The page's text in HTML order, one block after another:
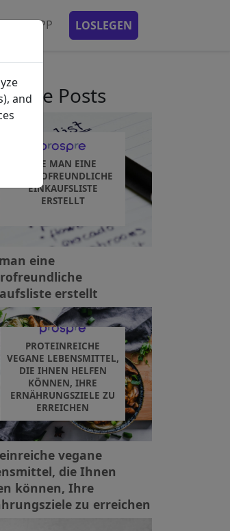
APP LOSLEGEN
Posts
WIE MAN EINE
MAKROFREUNDLICHE
EINKAUFSLISTE
ERSTELLT
eine
erstellt
PROTEINREICHE
VEGANE LEBENSMITTEL,
DIE IHNEN HELFEN
KÖNNEN, IHRE
ERNÄHRUNGSZIELE ZU
ERREICHEN
vegane
die Ihnen
können, Ihre
zu erreichen
and